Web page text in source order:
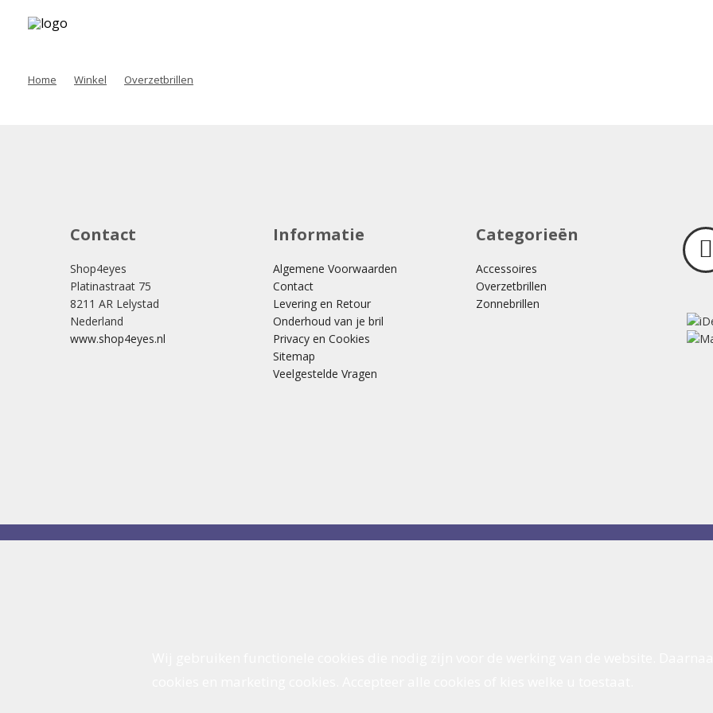
Home Winkel Overzetbrillen
Contact
Shop4eyes
Platinastraat 75
8211 AR Lelystad
Nederland
www.shop4eyes.nl
Informatie
Algemene Voorwaarden
Contact
Levering en Retour
Onderhoud van je bril
Privacy en Cookies
Sitemap
Veelgestelde Vragen
Categorieën
Accessoires
Overzetbrillen
Zonnebrillen